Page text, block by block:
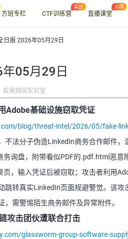
方班专栏 CTF训练营 直播课堂
日报 2026年05月29日
05月29日
蚁景网安实验室
Adobe基础设施窃取凭证
blog/threat-intel/2026/05/fake-
不法分子伪造LinkedIn商务合作邮件
询盘，附带看似PDF的.pdf.html恶
，输入凭证后被窃取；攻击者利用
跳转真实LinkedIn页面规避警觉。该
需警惕陌生商务邮件及异常附件。
攻击团伙遭联合打击
glassworm-group-software-